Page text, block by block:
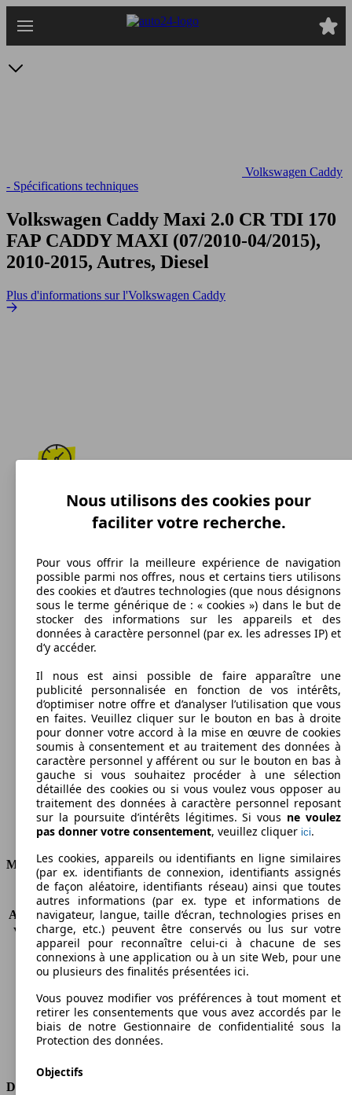
au
Volkswagen Caddy
- Spécifications techniques
Volkswagen Caddy Maxi 2.0 CR TDI 170
FAP CADDY MAXI (07/2010-04/2015),
2010-2015, Autres, Diesel
Plus d'informations sur l'Volkswagen Caddy
196 km/h
Vitesse maximale
Diesel
Carburant
166 g/km
Émissions de CO2 (combinées)*
Ø 6.3 l/100km
Consommation
Moteur et Puissance
KW (CH)
125 kW (170 PS)
Accélération (0-100 km/h) 9.2s
Vitesse maximale (km/h) 196 km/h
Nombre de vitesses
6
Couple
350 nm
Carburant
Diesel
Cylindres
4
Transmission
Boîte automatique
Dimensions
Nous utilisons des cookies pour
faciliter votre recherche.
Pour vous offrir la meilleure expérience de navigation
possible parmi nos offres, nous et certains tiers utilisons
des cookies et d’autres technologies (que nous désignons
sous le terme générique de : « cookies ») dans le but de
stocker des informations sur les appareils et des
données à caractère personnel (par ex. les adresses IP) et
d’y accéder.
Il nous est ainsi possible de faire apparaître une
publicité personnalisée en fonction de vos intérêts,
d’optimiser notre offre et d’analyser l’utilisation que vous
en faites. Veuillez cliquer sur le bouton en bas à droite
pour donner votre accord à la mise en œuvre de cookies
soumis à consentement et au traitement des données à
caractère personnel y afférent ou sur le bouton en bas à
gauche si vous souhaitez procéder à une sélection
détaillée des cookies ou si vous voulez vous opposer au
traitement des données à caractère personnel reposant
sur la poursuite d’intérêts légitimes. Si vous ne voulez
pas donner votre consentement, veuillez cliquer ici.
Les cookies, appareils ou identifiants en ligne similaires
(par ex. identifiants de connexion, identifiants assignés
de façon aléatoire, identifiants réseau) ainsi que toutes
autres informations (par ex. type et informations de
navigateur, langue, taille d’écran, technologies prises en
charge, etc.) peuvent être conservés ou lus sur votre
appareil pour reconnaître celui-ci à chacune de ses
connexions à une application ou à un site Web, pour une
ou plusieurs des finalités présentées ici.
Vous pouvez modifier vos préférences à tout moment et
retirer les consentements que vous avez accordés par le
biais de notre Gestionnaire de confidentialité sous la
Protection des données.
Objectifs